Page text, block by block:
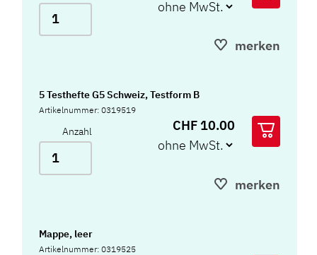
merken
5 Testhefte G5 Schweiz, Testform B
Artikelnummer: 0319519
Anzahl CHF 10.00
merken
Mappe, leer
Artikelnummer: 0319525